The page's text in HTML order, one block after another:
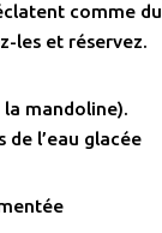
comme du
les et réservez.
mandoline).
de l’eau glacée